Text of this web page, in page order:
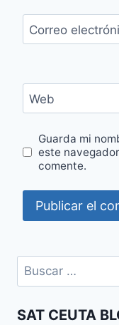
Correo
Web
Guarda mi
este
comente.
Buscar:
SAT CEUTA